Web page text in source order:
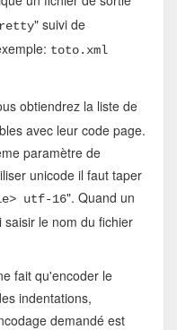
" suivi de
toto.xml
obtiendrez la liste de
avec leur code page.
paramètre de
unicode il faut taper
utf-16". Quand un
le nom du fichier
fait qu'encoder le
indentations,
demandé est